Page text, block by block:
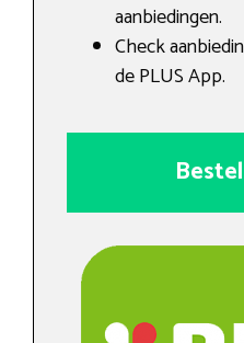
aanbiedingen.
Check
de PLUS App.